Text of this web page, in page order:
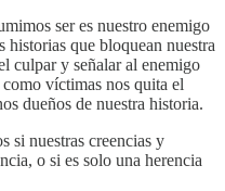
ser es nuestro enemigo
historias que bloquean nuestra
culpar y señalar al enemigo
víctimas nos quita el
dueños de nuestra historia.
si nuestras creencias y
o si es solo una herencia